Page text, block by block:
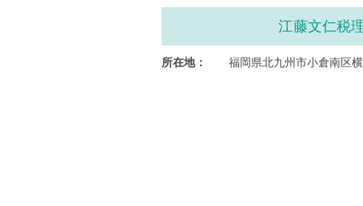
江藤文仁税
所在地： 福岡県北九州市小倉南区